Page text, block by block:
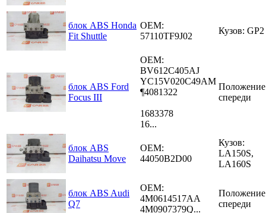
блок ABS Honda
Fit Shuttle
OEM:
57110TF9J02
Кузов: GP2
блок ABS Ford
Focus III
OEM:
BV612C405AJ
YC15V020C49AM
¶4081322
1683378
16...
спереди
блок ABS
Daihatsu Move
OEM:
44050B2D00
Кузов:
LA150S,
LA160S
блок ABS Audi
Q7
OEM:
4M0614517AA
4M0907379Q...
спереди